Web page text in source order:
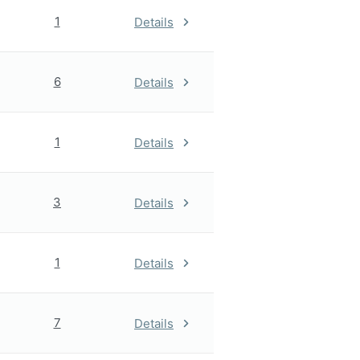
1 Details
6 Details
1 Details
3 Details
1 Details
7 Details